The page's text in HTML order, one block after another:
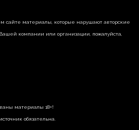
сайте материалы, которые нарушают авторские
компании или организации, пожалуйста,
материалы 18+!
обязательна.